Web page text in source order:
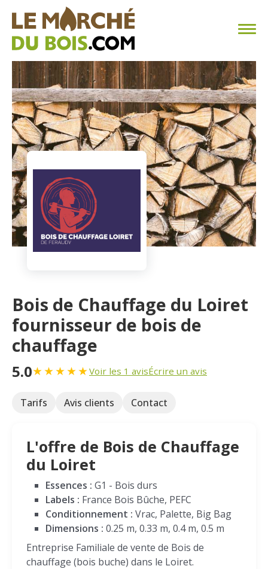
CHAUFFAGE AU BOIS
FAQ
CALCULER SA CONSOMMATION
TROUVER SON FOURNISSEUR
BLOG
ESPACE PRO
Bois de Chauffage du Loiret
fournisseur de bois de
chauffage
5.0★★★★★Voir les 1 avisÉcrire un avis
Tarifs Avis clients Contact
L'offre de Bois de Chauffage
du Loiret
Essences : G1 - Bois durs
Labels : France Bois Bûche, PEFC
Conditionnement : Vrac, Palette, Big Bag
Dimensions : 0.25 m, 0.33 m, 0.4 m, 0.5 m
Entreprise Familiale de vente de Bois de
chauffage (bois buche) dans le Loiret.